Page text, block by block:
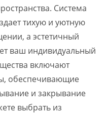
Система
тихую и уютную
а эстетичный
ваш индивидуальный
включают
обеспечивающие
и закрывание
выбрать из